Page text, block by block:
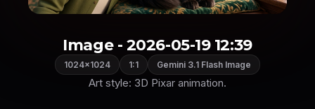
Image - 2026-05-19 12:39
1024×1024 1:1 Gemini 3.1 Flash Image
Art style: 3D Pixar animation.